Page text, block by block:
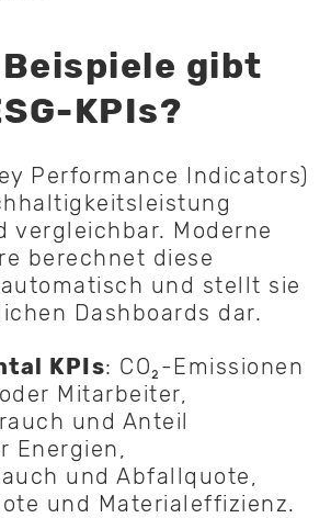
Beispiele gibt
KPIs?
Performance Indicators)
vergleichbar. Moderne
berechnet diese
und stellt sie
Dashboards dar.
KPIs: CO₂-Emissionen
Mitarbeiter,
und Anteil
Energien,
und Abfallquote,
und Materialeffizienz.